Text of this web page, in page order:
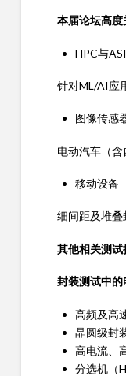
本届论坛高度
HPC与
针对ML/AI应
图像传感
电动汽车（含
移动设备
细间距及堆叠
其他相关测试
封装测试中
高频及高
晶圆级封
高电流、
分选机（